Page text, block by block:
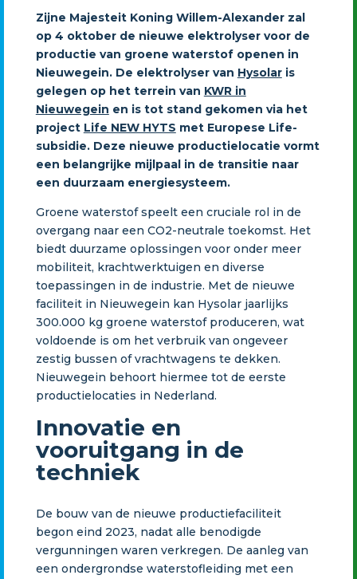
Zijne Majesteit Koning Willem-Alexander zal
op 4 oktober de nieuwe elektrolyser voor de
productie van groene waterstof openen in
Nieuwegein. De elektrolyser van Hysolaris
gelegen op het terrein van KWR in
Nieuwegein en is tot stand gekomen via het
project Life NEW HYTS met Europese Life-
subsidie. Deze nieuwe productielocatie vormt
een belangrijke mijlpaal in de transitie naar
een duurzaam energiesysteem.
Groene waterstof speelt een cruciale rol in de
overgang naar een CO2-neutrale toekomst. Het
biedt duurzame oplossingen voor onder meer
mobiliteit, krachtwerktuigen en diverse
toepassingen in de industrie. Met de nieuwe
faciliteit in Nieuwegein kan Hysolar jaarlijks
300.000 kg groene waterstof produceren, wat
voldoende is om het verbruik van ongeveer
zestig bussen of vrachtwagens te dekken.
Nieuwegein behoort hiermee tot de eerste
productielocaties in Nederland.
Innovatie en
vooruitgang in de
techniek
De bouw van de nieuwe productiefaciliteit
begon eind 2023, nadat alle benodigde
vergunningen waren verkregen. De aanleg van
een ondergrondse waterstofleiding met een